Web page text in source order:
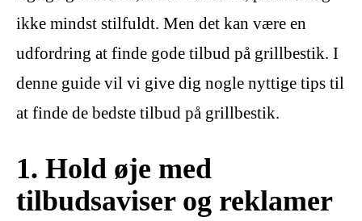
ikke mindst stilfuldt. Men det kan være en
udfordring at finde gode tilbud på grillbestik. I
denne guide vil vi give dig nogle nyttige tips til
at finde de bedste tilbud på grillbestik.
1. Hold øje med
tilbudsaviser og reklamer